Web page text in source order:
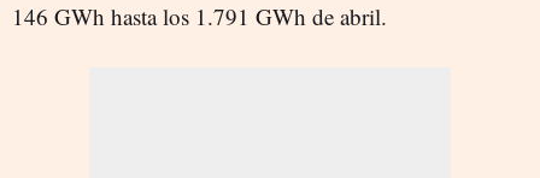
146 GWh hasta los 1.791 GWh de abril.